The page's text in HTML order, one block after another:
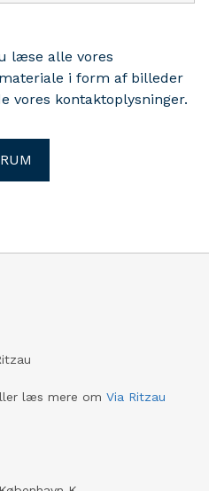
læse alle vores
i form af billeder
vores kontaktoplysninger.
læs mere om Via Ritzau